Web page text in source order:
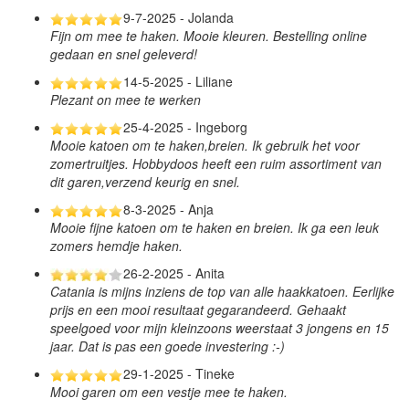
9-7-2025 - Jolanda
Fijn om mee te haken. Mooie kleuren. Bestelling online
gedaan en snel geleverd!
14-5-2025 - Liliane
Plezant on mee te werken
25-4-2025 - Ingeborg
Mooie katoen om te haken,breien. Ik gebruik het voor
zomertruitjes. Hobbydoos heeft een ruim assortiment van
dit garen,verzend keurig en snel.
8-3-2025 - Anja
Mooie fijne katoen om te haken en breien. Ik ga een leuk
zomers hemdje haken.
26-2-2025 - Anita
Catania is mijns inziens de top van alle haakkatoen. Eerlijke
prijs en een mooi resultaat gegarandeerd. Gehaakt
speelgoed voor mijn kleinzoons weerstaat 3 jongens en 15
jaar. Dat is pas een goede investering :-)
29-1-2025 - Tineke
Mooi garen om een vestje mee te haken.